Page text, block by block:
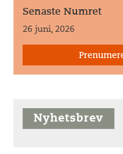
Senaste Numret
26 juni, 2026
Nyhetsbrev